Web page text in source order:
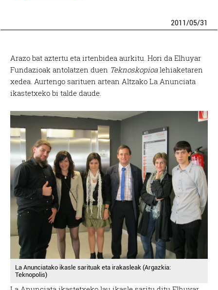
2011/05/31
Arazo bat aztertu eta irtenbidea aurkitu. Hori da Elhuyar
Fundazioak antolatzen duen Teknoskopioalehiaketaren
xedea. Aurtengo sarituen artean Altzako La Anunciata
ikastetxeko bi talde daude.
La Anunciatako ikasle sarituak eta irakasleak (Argazkia:
Teknopolis)